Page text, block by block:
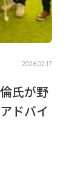
2026.02.17
氏が野
ドバイ